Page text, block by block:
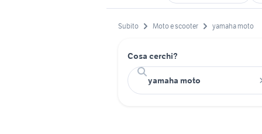
Subito Moto e scooter yamaha moto
Cosa cerchi?